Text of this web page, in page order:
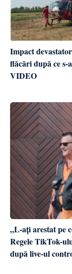
Impact
flăcări după ce
VIDEO
„L-ați arestat pe
Regele TikTok-
după live-ul